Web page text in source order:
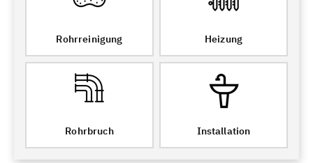
Rohrreinigung Heizung
Rohrbruch Installation